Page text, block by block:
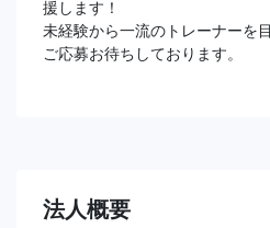
援します！
未経験から一流のトレーナーを
ご応募お待ちしております。
法人概要